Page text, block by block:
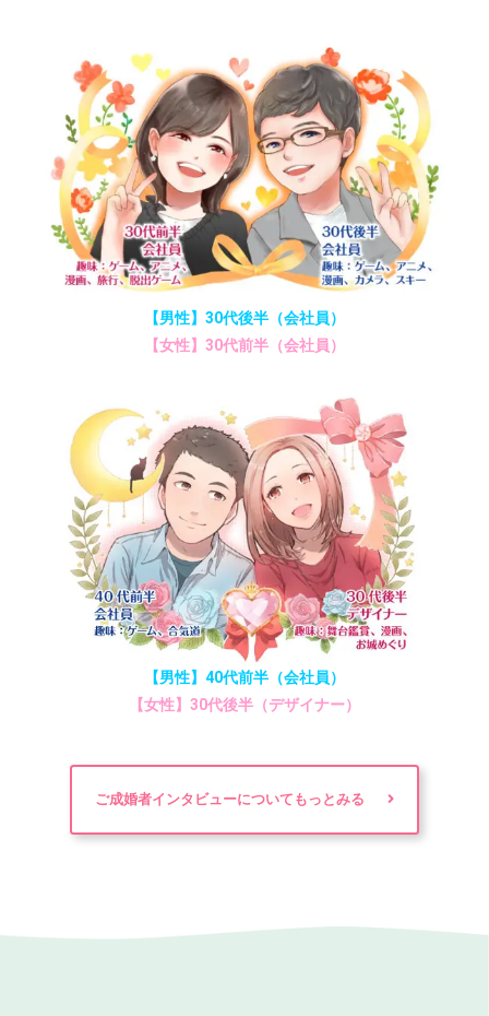
【男性】30代後半（会社員）
【女性】30代前半（会社員）
【男性】40代前半（会社員）
【女性】30代後半（デザイナー）
ご成婚者インタビューについてもっとみる